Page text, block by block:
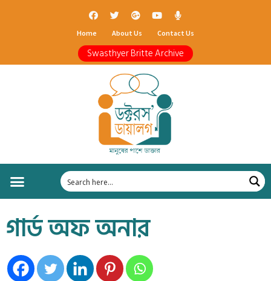
Home About Us Contact Us
Swasthyer Britte Archive
গার্ড অফ অনার